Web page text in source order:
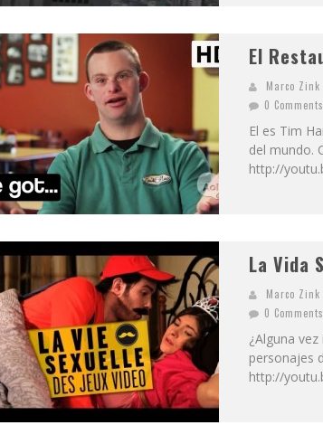
El
Marco Zink
0 Comments
El es Tim
del mundo.
http://
La Vida
Marco Zink
0 Comments
¿Alguna
personajes
http://